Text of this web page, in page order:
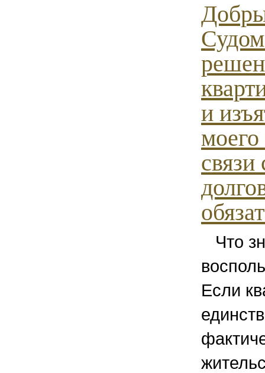
и
моего
связи
Что
Если